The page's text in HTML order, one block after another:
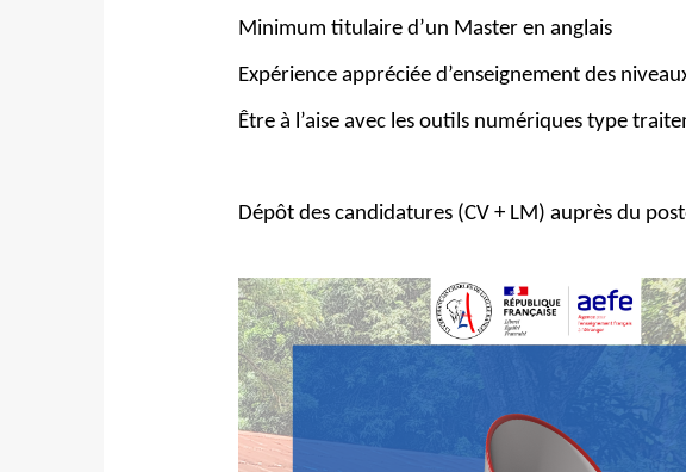
Minimum titulaire d’un Master en anglais
Expérience appréciée d’enseignement des
Être à l’aise avec les outils numériques type
Dépôt des candidatures (CV + LM) auprès du